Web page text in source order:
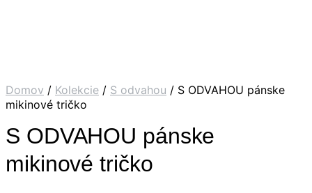
Domov / Kolekcie / S odvahou / S ODVAHOU pánske
mikinové tričko
S ODVAHOU pánske
mikinové tričko